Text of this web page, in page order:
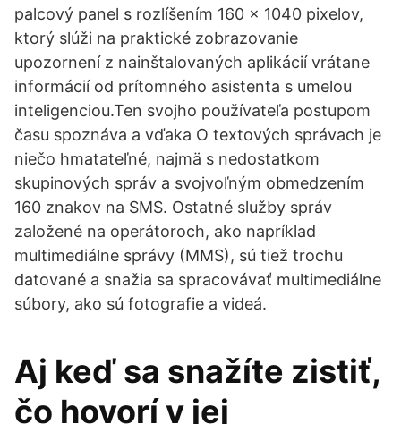
palcový panel s rozlíšením 160 x 1040 pixelov,
ktorý slúži na praktické zobrazovanie
upozornení z nainštalovaných aplikácií vrátane
informácií od prítomného asistenta s umelou
inteligenciou.Ten svojho používateľa postupom
času spoznáva a vďaka O textových správach je
niečo hmatateľné, najmä s nedostatkom
skupinových správ a svojvoľným obmedzením
160 znakov na SMS. Ostatné služby správ
založené na operátoroch, ako napríklad
multimediálne správy (MMS), sú tiež trochu
datované a snažia sa spracovávať multimediálne
súbory, ako sú fotografie a videá.
Aj keď sa snažíte zistiť,
čo hovorí v jej